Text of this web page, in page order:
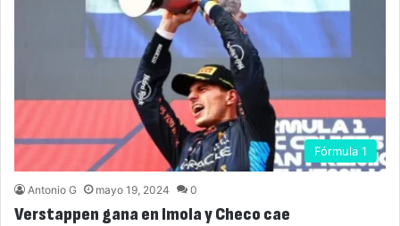
Fórmula 1
Antonio G mayo 19, 2024 0
Verstappen gana en Imola y Checo cae